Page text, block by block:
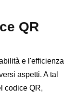
QR
e l'efficienza
aspetti. A tal
codice QR,